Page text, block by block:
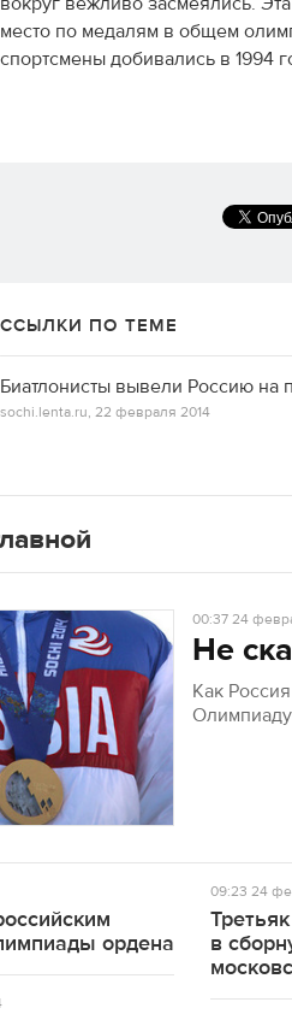
очень красиво.
место по медалям в общем
спортсмены добивались в 1994
ССЫЛКИ ПО ТЕМЕ
Биатлонисты вывели Россию на
sochi.lenta.ru, 22 февраля 2014
00:3724
Не
Как
ордена
09:23 24
в